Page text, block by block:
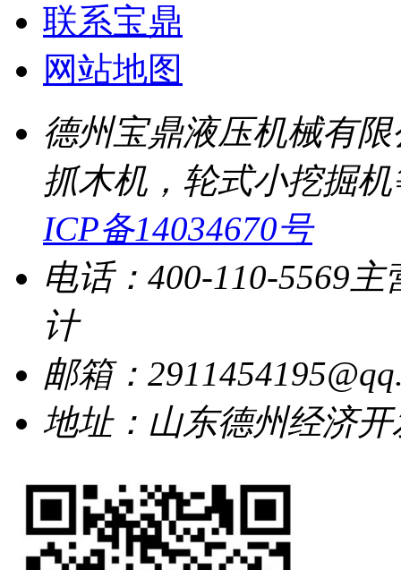
联系宝鼎
网站地图
德州宝鼎液压机械有
抓木机，轮式小挖掘
ICP备14034670号
电话：400-110-5569 主
计
邮箱：
地址：山东德州经济